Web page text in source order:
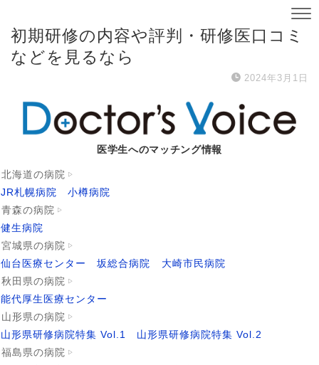
初期研修の内容や評判・研修医口コミ
などを見るなら
2024年3月1日
医学生へのマッチング情報
北海道の病院
JR札幌病院
小樽病院
青森の病院
健生病院
宮城県の病院
仙台医療センター
坂総合病院
大崎市民病院
秋田県の病院
能代厚生医療センター
山形県の病院
山形県研修病院特集 Vol.1
山形県研修病院特集 Vol.2
福島県の病院